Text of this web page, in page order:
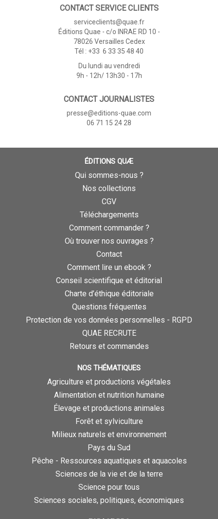
CONTACT SERVICE CLIENTS
serviceclients@quae.fr
Éditions Quae - c/o INRAE RD 10 -
78026 Versailles Cedex
Tél : +33 6 33 35 48 40
Du lundi au vendredi
9h - 12h/ 13h30 - 17h
CONTACT JOURNALISTES
presse@editions-quae.com
06 71 15 24 28
ÉDITIONS QUÆ
Qui sommes-nous ?
Nos collections
CGV
Téléchargements
Comment commander ?
Où trouver nos ouvrages ?
Contact
Comment lire un ebook ?
Conseil scientifique et éditorial
Charte d’éthique éditoriale
Questions fréquentes
Protection de vos données personnelles - RGPD
QUAE RECRUTE
Retours et commandes
NOS THÉMATIQUES
Agriculture et productions végétales
Alimentation et nutrition humaine
Élevage et productions animales
Forêt et sylviculture
Milieux naturels et environnement
Pays du Sud
Pêche - Ressources aquatiques et aquacoles
Sciences de la vie et de la terre
Science pour tous
Sciences sociales, politiques, économiques